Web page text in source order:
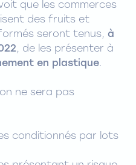
que les commerces
des fruits et
seront tenus,à
, de les présenter à
en plastique.
ne sera pas
conditionnés par lots